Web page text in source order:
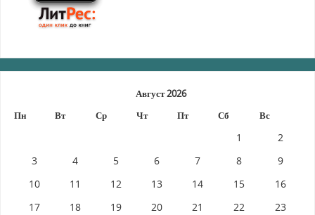
Август 2026
Пн
Вт Ср Чт Пт Сб Вс
1
2
3
4 5 6 7 8
9
10
11 12 13 14 15
16
17
18 19 20 21 22
23